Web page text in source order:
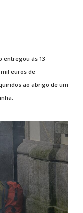
entregou às 13
euros de
ao abrigo de um